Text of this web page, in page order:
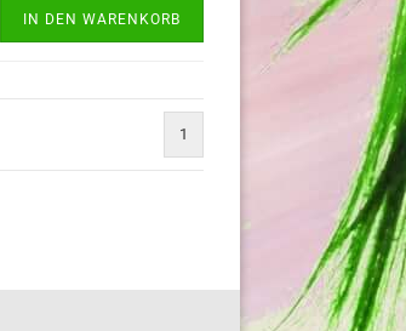
IN DEN WARENKORB
1